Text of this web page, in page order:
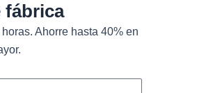
fábrica
Ahorre hasta 40% en